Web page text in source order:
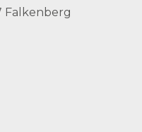
Falkenberg